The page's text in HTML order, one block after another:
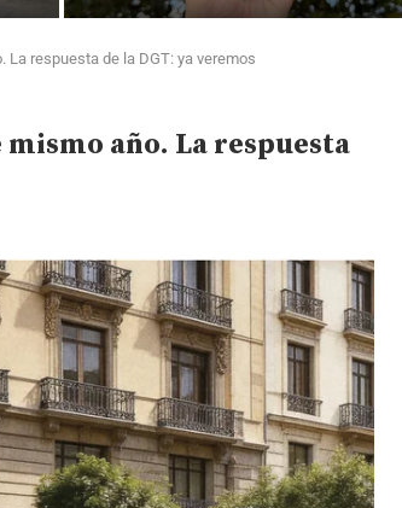
La respuesta de la DGT: ya veremos
año. La respuesta